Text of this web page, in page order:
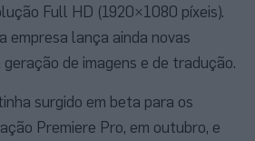
Full HD (1920×1080 píxeis).
empresa lança ainda novas
de imagens e de tradução.
surgido em beta para os
Premiere Pro, em outubro, e